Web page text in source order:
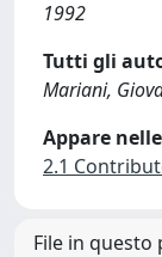
1992
Tutti gli
Mariani,
Appare
2.1
File in